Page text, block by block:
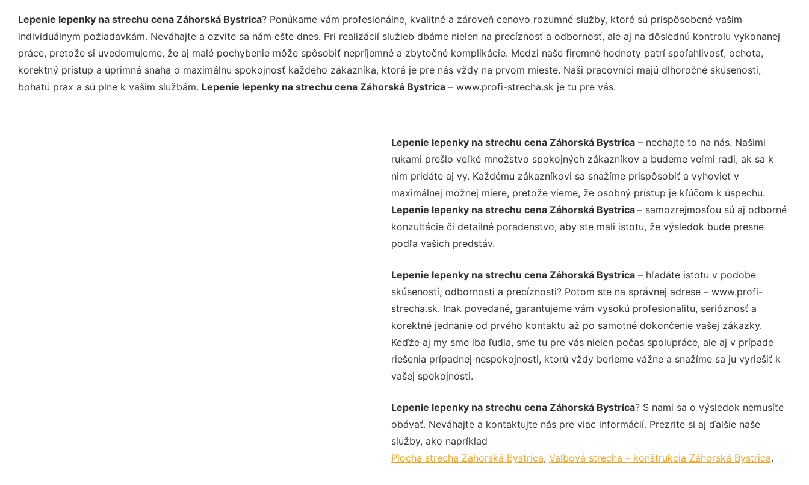
Lepenie lepenky na strechu cena Záhorská Bystrica? Ponúkame vám profesionálne, kvalitné a zároveň cenovo rozumné služby, ktoré sú prispôsobené vašim
individuálnym požiadavkám. Neváhajte a ozvite sa nám ešte dnes. Pri realizácií služieb dbáme nielen na precíznosť a odbornosť, ale aj na dôslednú kontrolu vykonanej
práce, pretože si uvedomujeme, že aj malé pochybenie môže spôsobiť nepríjemné a zbytočné komplikácie. Medzi naše firemné hodnoty patrí spoľahlivosť, ochota,
korektný prístup a úprimná snaha o maximálnu spokojnosť každého zákazníka, ktorá je pre nás vždy na prvom mieste. Naši pracovníci majú dlhoročné skúsenosti,
bohatú prax a sú plne k vašim službám. Lepenie lepenky na strechu cena Záhorská Bystrica – www.profi-strecha.sk je tu pre vás.
Lepenie lepenky na strechu cena Záhorská Bystrica– nechajte to na nás. Našimi
rukami prešlo veľké množstvo spokojných zákazníkov a budeme veľmi radi, ak sa k
nim pridáte aj vy. Každému zákazníkovi sa snažíme prispôsobiť a vyhovieť v
maximálnej možnej miere, pretože vieme, že osobný prístup je kľúčom k úspechu.
Lepenie lepenky na strechu cena Záhorská Bystrica – samozrejmosťou sú aj odborné
konzultácie či detailné poradenstvo, aby ste mali istotu, že výsledok bude presne
podľa vašich predstáv.
Lepenie lepenky na strechu cena Záhorská Bystrica– hľadáte istotu v podobe
skúseností, odbornosti a precíznosti? Potom ste na správnej adrese – www.profi-
strecha.sk. Inak povedané, garantujeme vám vysokú profesionalitu, serióznosť a
korektné jednanie od prvého kontaktu až po samotné dokončenie vašej zákazky.
Keďže aj my sme iba ľudia, sme tu pre vás nielen počas spolupráce, ale aj v prípade
riešenia prípadnej nespokojnosti, ktorú vždy berieme vážne a snažíme sa ju vyriešiť k
vašej spokojnosti.
Lepenie lepenky na strechu cena Záhorská Bystrica? S nami sa o výsledok nemusíte
obávať. Neváhajte a kontaktujte nás pre viac informácií. Prezrite si aj ďalšie naše
služby, ako napríklad
Plochá strecha Záhorská Bystrica, Valbová strecha – konštrukcia Záhorská Bystrica.